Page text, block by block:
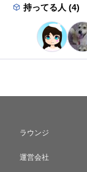
持ってる人 (4)
ラウンジ
運営会社